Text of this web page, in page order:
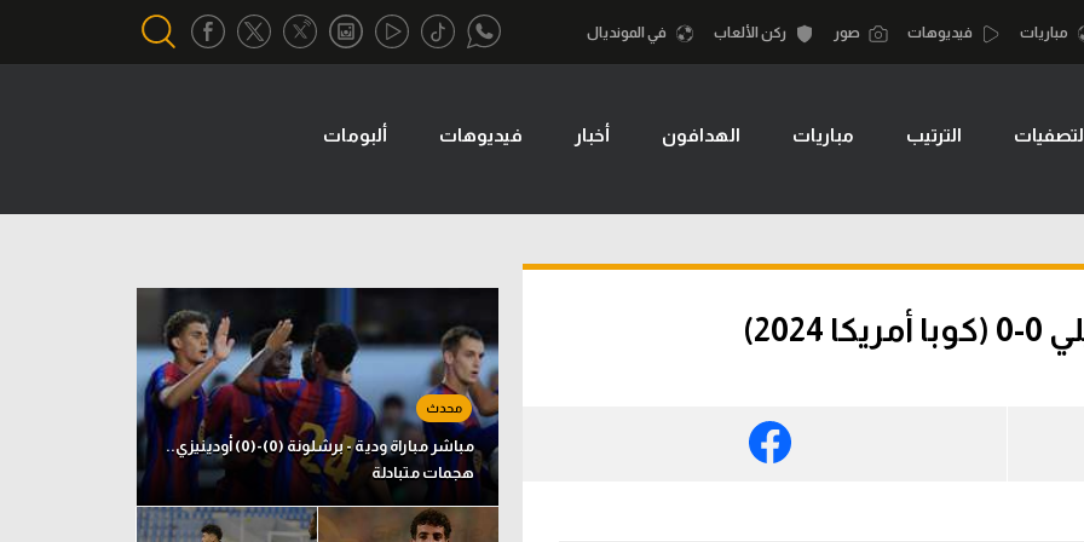
الكرة الإفريقية
سعودي في الجول
كرة السلة الأمريكية
كرة سلة
تحقيق في الجول
تقرير في الجول
تحليل في الجول
حكايات في الجول
كويز في الجول
فيديو في الجول
مباريات فيديوهات صور ركن الألعاب في المونديال
الترتيب مباريات الهدافون أخبار فيديوهات ألبومات
مباشر مباراة ودية - برشلونة (0)-(0) أودينيزي..
هجمات متبادلة